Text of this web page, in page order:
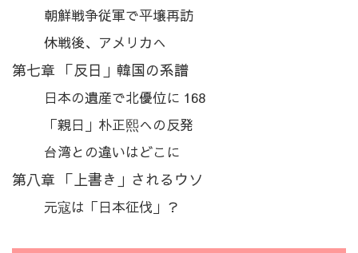
朝鮮戦争従軍で平壌再訪
休戦後、アメリカへ
第七章 「反日」韓国の系譜
日本の遺産で北優位に 168
「親日」朴正熙への反発
台湾との違いはどこに
第八章 「上書き」されるウソ
元寇は「日本征伐」？